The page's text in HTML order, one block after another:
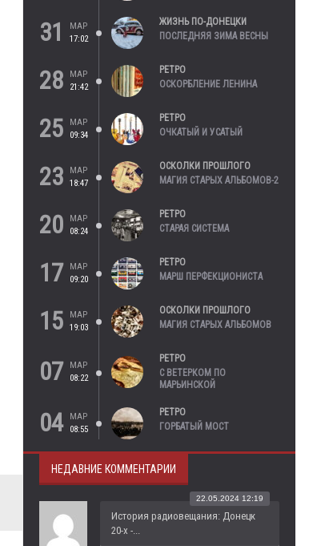
31
МАР
17:02
ЖИЗНЬ ПО-ДОНЕЦКИ
ПОСЛЕДНЯЯ ЗИМА ВЕСНЫ
28
МАР
21:42
РЕТРО
ОСКОРБЛЕНИЕ ЛЕНИНА
25
МАР
09:34
РЕТРО
ОЧКАТЫЙ И УСАТЫЙ
23
МАР
18:47
ОСКОЛКИ ПРОШЛОГО
МАГИЯ СТАРЫХ АЛЬБОМОВ-2
20
МАР
08:24
РЕТРО
СТАРАЯ СИСТЕМА
17
МАР
09:20
РЕТРО
МАРШ ПЕРФЕКЦИОНИСТА
15
МАР
19:03
ОСКОЛКИ ПРОШЛОГО
МАГИЯ СТАРЫХ АЛЬБОМОВ
07
МАР
08:22
РЕТРО
С ВЕТЕРКОМ ПО
МАРЬИНСКОЙ
04
МАР
08:55
РЕТРО
ГОРБАТЫЙ МОСТ
НЕДАВНИЕ КОММЕНТАРИИ
История радиовещания: Донецк
20-х -...
22.05.2024 12:19